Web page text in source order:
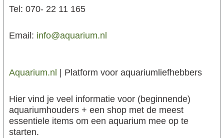
Tel: 070- 22 11 165
Email: info@aquarium.nl
Aquarium.nl | Platform voor aquariumliefhebbers
Hier vind je veel informatie voor (beginnende)
aquariumhouders + een shop met de meest
essentiele items om een aquarium mee op te
starten.